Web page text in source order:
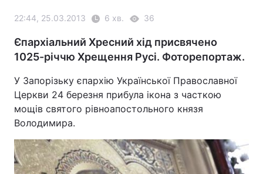
22:44, 25.03.2013 6 хв. 36
Єпархіальний Хресний хід присвячено
1025-річчю Хрещення Русі. Фоторепортаж.
У Запорізьку єпархію Української Православної
Церкви 24 березня прибула ікона з часткою
мощів святого рівноапостольного князя
Володимира.